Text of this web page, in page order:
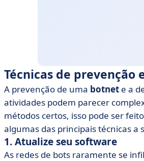
Técnicas de prevenção
A prevenção de uma botnet e a
atividades podem parecer
métodos certos, isso pode ser
algumas das principais técnicas a
1. Atualize seu software
As redes de bots raramente se